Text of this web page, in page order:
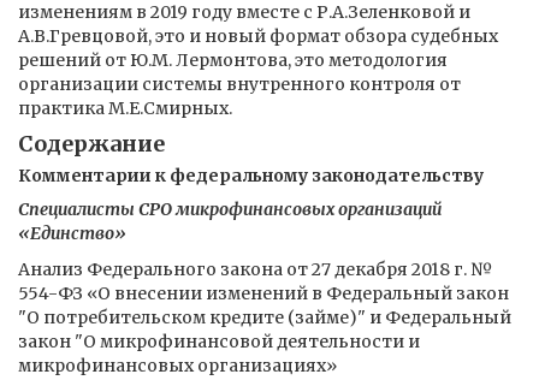
изменениям в 2019 году вместе с Р.А.Зеленковой и
А.В.Гревцовой, это и новый формат обзора судебных
решений от Ю.М. Лермонтова, это методология
организации системы внутренного контроля от
практика М.Е.Смирных.
Содержание
Комментарии к федеральному законодательству
Специалисты СРО микрофинансовых организаций
«Единство»
Анализ Федерального закона от 27 декабря 2018 г. №
554-ФЗ «О внесении изменений в Федеральный закон
"О потребительском кредите (займе)" и Федеральный
закон "О микрофинансовой деятельности и
микрофинансовых организациях»